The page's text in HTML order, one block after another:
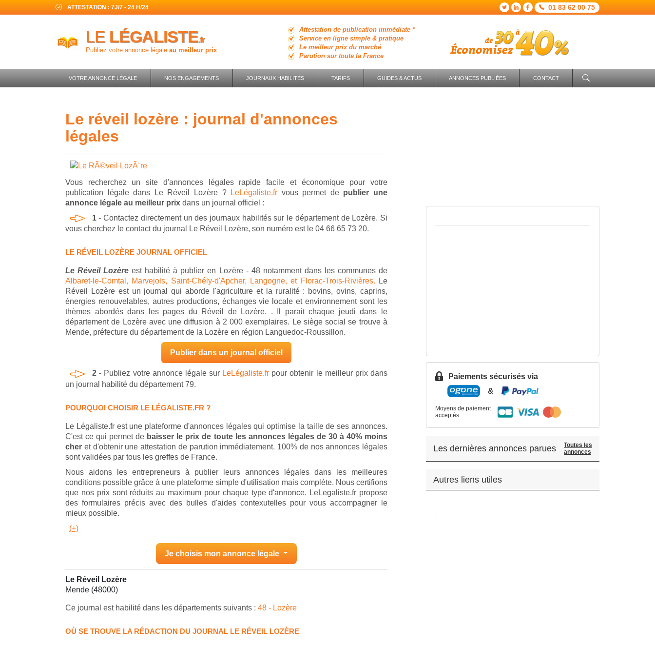
ATTESTATION : 7J/7 - 24 H/24 01 83 62 00 75
LE LÉGALISTE.fr
Publiez votre annonce légale au meilleur prix
Attestation de publication immédiate *
Service en ligne simple & pratique
Le meilleur prix du marché
Parution sur toute la France
VOTRE ANNONCE LÉGALE NOS ENGAGEMENTS JOURNAUX HABILITÉS TARIFS GUIDES & ACTUS ANNONCES PUBLIÉES CONTACT
le réveil lozère : journal d'annonces
légales
Vous recherchez un site d'annonces légales rapide facile et économique pour votre
publication légale dans Le Réveil Lozère ?
LeLégaliste.fr vous permet de publier une
annonce légale au meilleur prix dans un journal officiel :
1- Contactez directement un des journaux habilités sur le département de Lozère. Si
vous cherchez le contact du journal Le Réveil Lozère, son numéro est le 04 66 65 73 20.
LE RÉVEIL LOZÈRE JOURNAL OFFICIEL
Le Réveil Lozère est habilité à publier en Lozère - 48 notamment dans les communes de
Albaret-le-Comtal, Marvejols, Saint-Chély-d'Apcher, Langogne, et Florac-Trois-Rivières. Le
Réveil Lozère est un journal qui aborde l'agriculture et la ruralité : bovins, ovins, caprins,
énergies renouvelables, autres productions, échanges vie locale et environnement sont les
thèmes abordés dans les pages du Réveil de Lozère. . Il parait chaque jeudi dans le
département de Lozère avec une diffusion à 2 000 exemplaires. Le siège social se trouve à
Mende, préfecture du département de la Lozère en région Languedoc-Roussillon.
Publier dans un journal officiel
2 - Publiez votre annonce légale sur LeLégaliste.fr pour obtenir le meilleur prix dans
un journal habilité du département 79.
POURQUOI CHOISIR LE LÉGALISTE.FR ?
Le Légaliste.fr est une plateforme d'annonces légales qui optimise la taille de ses annonces.
C'est ce qui permet de baisser le prix de toute les annonces légales de 30 à 40% moins
cher et d'obtenir une attestation de parution immédiatement. 100% de nos annonces légales
sont validées par tous les greffes de France.
Nous aidons les entrepreneurs à publier leurs annonces légales dans les meilleures
conditions possible grâce à une plateforme simple d'utilisation mais complète. Nous certifions
que nos prix sont réduits au maximum pour chaque type d'annonce. LeLegaliste.fr propose
des formulaires précis avec des bulles d'aides contexutelles pour vous accompagner le
mieux possible.
(+)
Je choisis mon annonce légale
Le Réveil Lozère
Mende (48000)
Ce journal est habilité dans les départements suivants : 48 - Lozère
OÙ SE TROUVE LA RÉDACTION DU JOURNAL LE RÉVEIL LOZÈRE
Paiements sécurisés via
&
Moyens de paiement
acceptés
Les dernières annonces parues
Toutes les
annonces
Autres liens utiles
.